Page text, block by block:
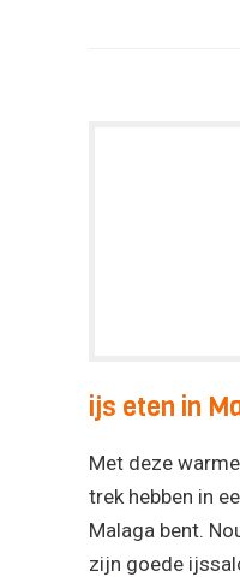
ijs eten in
Met deze
trek hebben in
Malaga bent.
zijn goede